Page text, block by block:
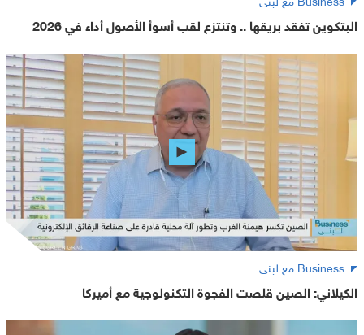
البتكوين تفقد بريقها .. وتنتزع لقب أسوأ الأصول أداء في 2026
Business مع لبنى
الكيلاني: الصين قلصت الفجوة التكنولوجية مع أميركا